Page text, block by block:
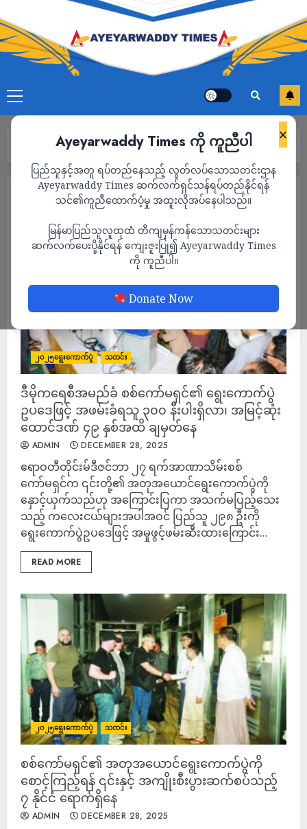
×
Ayeyarwaddy Times ကို ကူညီပါ
ပြည်သူနှင့်အတူ ရပ်တည်နေသည့် လွတ်လပ်သောသတင်းဌာန
Ayeyarwaddy Times ဆက်လက်ရှင်သန်ရပ်တည်နိုင်ရန်
သင်၏ကူညီထောက်ပံ့မှု အထူးလိုအပ်နေပါသည်။
မြန်မာပြည်သူလူထုထံ တိကျမှန်ကန်သောသတင်းများ
ဆက်လက်ပေးပို့နိုင်ရန် ကျေးဇူးပြု၍ Ayeyarwaddy Times
ကို ကူညီပါ။
Donate Now
၂၀၂၅ရွေးကောက်ပွဲ Page 13
၂၀၂၅ရွေးကောက်ပွဲ
၂၀၂၅ရွေးကောက်ပွဲ သတင်း
ဒီမိုကရေစီအမည်ခံ စစ်ကော်မရှင်၏ ရွေးကောက်ပွဲ
ဥပဒေဖြင့် အဖမ်းခံရသူ ၃၀၀ နီးပါးရှိလာ၊ အမြင့်ဆုံး
ထောင်ဒဏ် ၄၉ နှစ်အထိ ချမှတ်နေ
ADMIN DECEMBER 28, 2025
ဧရာဝတီတိုင်းမ်ဒီဇင်ဘာ ၂၇ ရက်အာဏာသိမ်းစစ်
ကော်မရှင်က ၎င်းတို့၏ အတုအယောင်ရွေးကောက်ပွဲကို
နှောင့်ယှက်သည်ဟု အကြောင်းပြကာ အသက်မပြည့်သေး
သည့် ကလေးငယ်များအပါအဝင် ပြည်သူ ၂၉၈ ဦးကို
ရွေးကောက်ပွဲဥပဒေဖြင့် အမှုဖွင့်ဖမ်းဆီးထားကြောင်း...
READ MORE
၂၀၂၅ရွေးကောက်ပွဲ သတင်း
စစ်ကော်မရှင်၏ အတုအယောင်ရွေးကောက်ပွဲကို
စောင့်ကြည့်ရန် ၎င်းနှင့် အကျိုးစီးပွားဆက်စပ်သည့်
၇ နိုင်ငံ ရောက်ရှိနေ
ADMIN DECEMBER 28, 2025